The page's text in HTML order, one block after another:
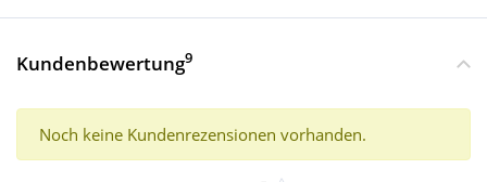
Kundenbewertung9
Noch keine Kundenrezensionen vorhanden.